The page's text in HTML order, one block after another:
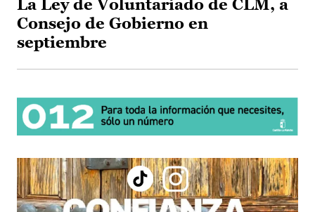
La Ley de Voluntariado de CLM, a
Consejo de Gobierno en
septiembre